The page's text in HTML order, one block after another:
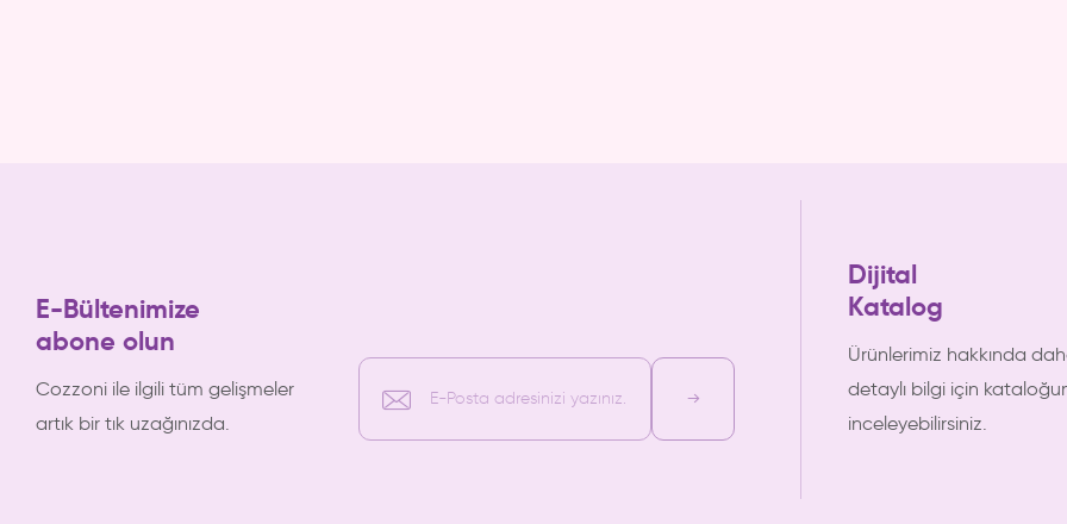
E-Bültenimize
abone olun
Cozzoni ile ilgili tüm gelişmeler
artık bir tık uzağınızda.
E-Posta adresinizi yazınız.
Dijital
Katalog
Ürünlerimiz hakkında
detaylı bilgi için
inceleyebilirsiniz.